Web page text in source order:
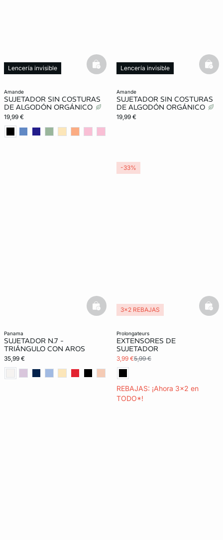
amande
SUJETADOR SIN COSTURAS
DE ALGODÓN ORGÁNICO
19,99 €
Lencería invisible basketfull
amande
SUJETADOR SIN COSTURAS
DE ALGODÓN ORGÁNICO
19,99 €
Lencería invisible
panama
SUJETADOR N.7 -
TRIÁNGULO CON AROS
35,99 €
basketfull
prolongateurs
EXTENSORES DE
SUJETADOR
3,99 €5,99 €
REBAJAS: ¡Ahora 3x2 en
TODO*!
3x2 REBAJAS
-33%